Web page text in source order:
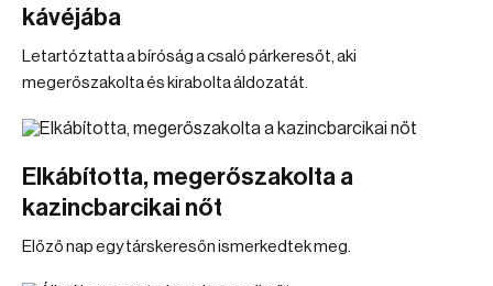
kávéjába
Letartóztatta a bíróság a csaló párkeresőt, aki
megerőszakolta és kirabolta áldozatát.
Elkábította, megerőszakolta a
kazincbarcikai nőt
Előző nap egy társkeresőn ismerkedtek meg.